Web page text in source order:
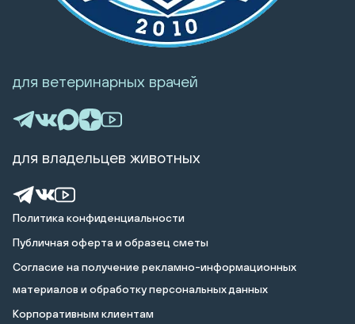
Политика конфиденциальности
Публичная оферта и образец сметы
Cогласие на получение рекламно-информационных
материалов и обработку персональных данных
Корпоративным клиентам
для ветеринарных врачей
для владельцев животных